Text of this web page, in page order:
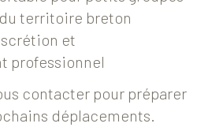
territoire breton
et
professionnel
contacter pour préparer
déplacements.